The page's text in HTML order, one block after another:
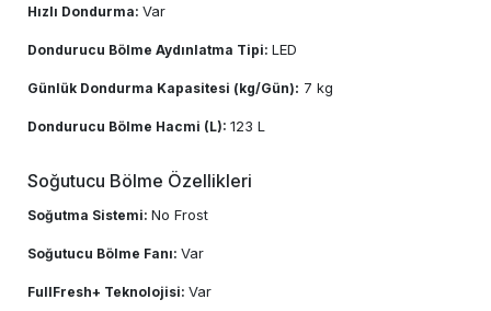
Hızlı Dondurma: Var
Dondurucu Bölme Aydınlatma Tipi: LED
Günlük Dondurma Kapasitesi (kg/Gün): 7 kg
Dondurucu Bölme Hacmi (L): 123 L
Soğutucu Bölme Özellikleri
Soğutma Sistemi: No Frost
Soğutucu Bölme Fanı: Var
FullFresh+ Teknolojisi: Var